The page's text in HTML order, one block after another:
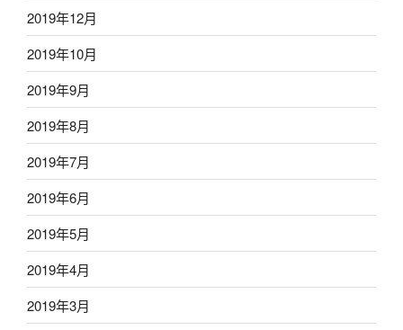
2019年12月
2019年10月
2019年9月
2019年8月
2019年7月
2019年6月
2019年5月
2019年4月
2019年3月